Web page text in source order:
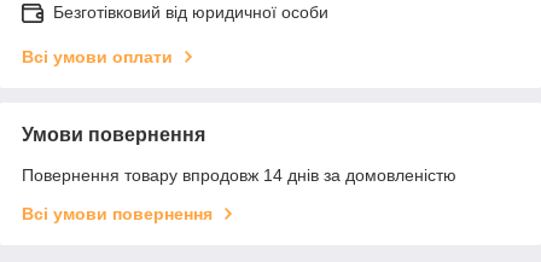
Безготівковий від юридичної особи
Всі умови оплати
Умови повернення
Повернення товару впродовж 14 днів за домовленістю
Всі умови повернення